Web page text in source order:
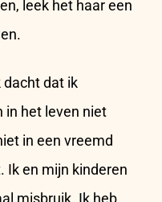
leek het haar een
dacht dat ik
in het leven niet
in een vreemd
Ik en mijn kinderen
misbruik. Ik heb